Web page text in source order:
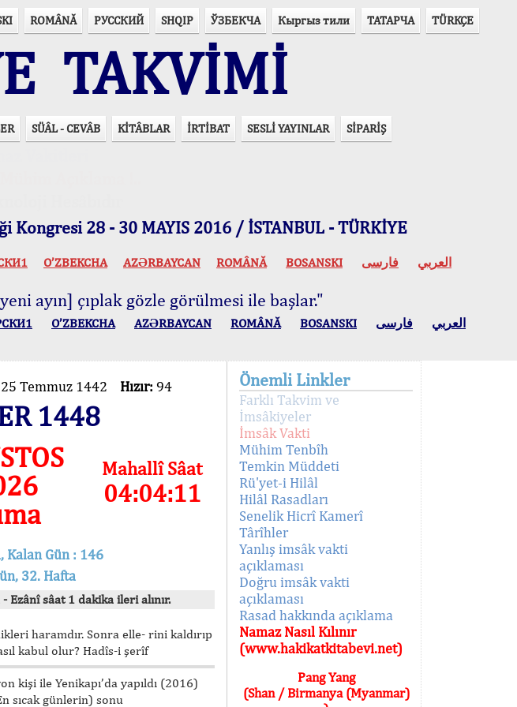
ROMÂNĂ РУССКИЙ SHQIP ЎЗБЕКЧА Кыргыз тили ТАТАРЧА TÜRKÇE
TAKVİMİ
SÜÂL - CEVÂB KİTÂBLAR İRTİBAT SESLİ YAYINLAR SİPARİŞ
28 - 30 MAYIS 2016 / İSTANBUL - TÜRKİYE
O’ZBEKCHA AZӘRBAYCAN ROMÂNĂ BOSANSKI العربي فارسی
ayın] çıplak gözle görülmesi ile başlar."
O’ZBEKCHA AZӘRBAYCAN ROMÂNĂ BOSANSKI العربي فارسی
25 Temmuz 1442 Hızır: 94
1448
Mahallî Sâat
04:04:11
Kalan Gün : 146
32. Hafta
Ezânî sâat 1 dakika ileri alınır.
haramdır. Sonra elle- rini kaldırıp
kabul olur? Hadîs-i şerîf
kişi ile Yenikapı’da yapıldı (2016)
sıcak günlerin) sonu
Önemli Linkler
Farklı Takvim ve
İmsâkiyeler
İmsâk Vakti
Mühim Tenbîh
Temkin Müddeti
Rü'yet-i Hilâl
Hilâl Rasadları
Senelik Hicrî Kamerî
Târîhler
Yanlış imsâk vakti
açıklaması
Doğru imsâk vakti
açıklaması
Rasad hakkında açıklama
Namaz Nasıl Kılınır
(www.hakikatkitabevi.net)
Pang Yang
(Shan / Birmanya (Myanmar)